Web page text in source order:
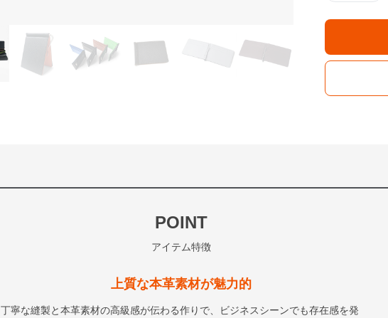
POINT
アイテム特徴
上質な本革素材が魅力的
丁寧な縫製と本革素材の高級感が伝わる作りで、ビジネスシーンでも存在感を発